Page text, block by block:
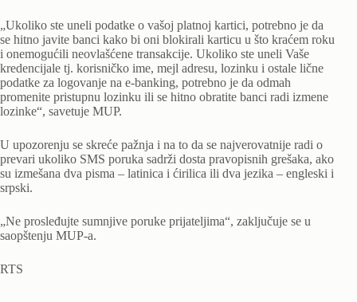
„Ukoliko ste uneli podatke o vašoj platnoj kartici, potrebno je da
se hitno javite banci kako bi oni blokirali karticu u što kraćem roku
i onemogućili neovlašćene transakcije. Ukoliko ste uneli Vaše
kredencijale tj. korisničko ime, mejl adresu, lozinku i ostale lične
podatke za logovanje na e-banking, potrebno je da odmah
promenite pristupnu lozinku ili se hitno obratite banci radi izmene
lozinke“, savetuje MUP.
U upozorenju se skreće pažnja i na to da se najverovatnije radi o
prevari ukoliko SMS poruka sadrži dosta pravopisnih grešaka, ako
su izmešana dva pisma – latinica i ćirilica ili dva jezika – engleski i
srpski.
„Ne prosleđujte sumnjive poruke prijateljima“, zaključuje se u
saopštenju MUP-a.
RTS